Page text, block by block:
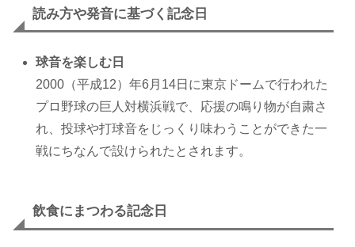
読み方や発音に基づく記念日
球音を楽しむ日
2000（平成12）年6月14日に東京ドームで行われた
プロ野球の巨人対横浜戦で、応援の鳴り物が自粛さ
れ、投球や打球音をじっくり味わうことができた一
戦にちなんで設けられたとされます。
飲食にまつわる記念日